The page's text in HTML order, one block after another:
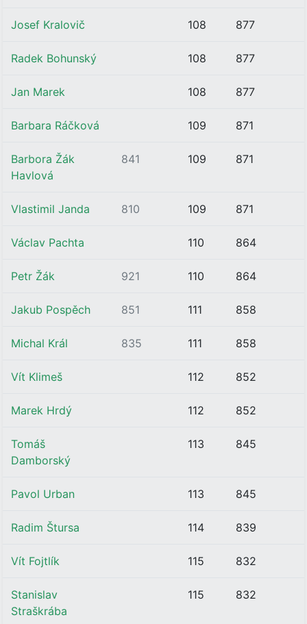
Josef Kralovič 108 877
Radek Bohunský 108 877
Jan Marek 108 877
Barbara Ráčková 109 871
Barbora Žák
Havlová
841 109 871
Vlastimil Janda 810 109 871
Václav Pachta 110 864
Petr Žák 921 110 864
Jakub Pospěch 851 111 858
Michal Král 835 111 858
Vít Klimeš 112 852
Marek Hrdý 112 852
Tomáš
Damborský
113 845
Pavol Urban 113 845
Radim Štursa 114 839
Vít Fojtlík 115 832
Stanislav
Straškrába
115 832